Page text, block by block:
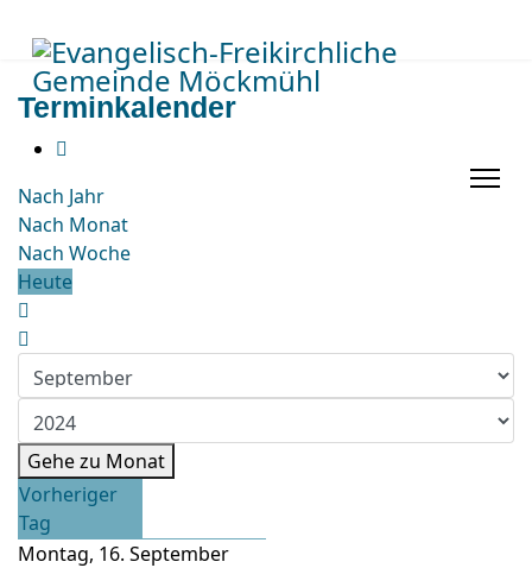
Terminkalender
Nach Jahr
Nach Monat
Nach Woche
Heute
Gehe zu Monat
Vorheriger
Tag
Montag, 16. September